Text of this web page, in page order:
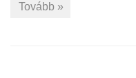
Tovább »